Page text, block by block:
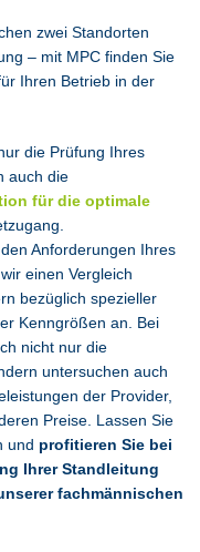
zwei Standorten
– mit MPC finden Sie
Ihren Betrieb in der
die Prüfung Ihres
auch die
für die optimale
Anforderungen Ihres
einen Vergleich
bezüglich spezieller
Kenngrößen an. Bei
nicht nur die
untersuchen auch
der Provider,
Preise. Lassen Sie
und profitieren Sie bei
Ihrer Standleitung
fachmännischen